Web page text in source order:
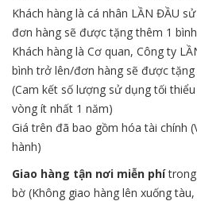
Khách hàng là cá nhân LẦN ĐẦU
đơn hàng sẽ được tặng thêm 1 bình
Khách hàng là Cơ quan, Công ty
bình trở lên/đơn hàng sẽ được
(Cam kết số lượng sử dụng tối
vòng ít nhất 1 năm)
Giá trên đã bao gồm hóa tài chính
hành)
Giao hàng tận nơi miễn phítrong
bờ (Không giao hàng lên xuống